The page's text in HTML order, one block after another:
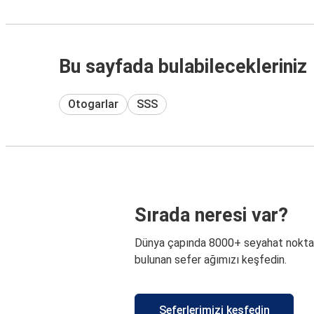
Bu sayfada bulabilecekleriniz
Otogarlar SSS
Sırada neresi var?
Dünya çapında 8000+ seyahat
bulunan sefer ağımızı keşfedin.
Seferlerimizi keşfedin